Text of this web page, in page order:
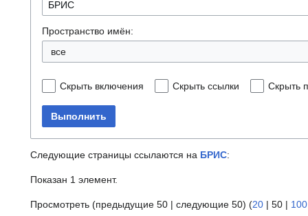
Пространство имён:
все
Скрыть включения Скрыть ссылки Скрыть
Выполнить
Следующие страницы ссылаются на БРИС:
Показан 1 элемент.
Просмотреть (предыдущие 50 | следующие 50) (20 | 50 | 100